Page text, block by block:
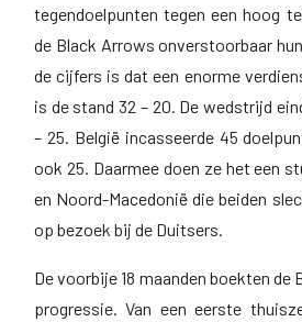
tegendoelpunten tegen een hoog
de Black Arrows onverstoorbaar
de cijfers is dat een enorme
is de stand 32 – 20. De wedstrijd
– 25. België incasseerde 45
ook 25. Daarmee doen ze het een
en Noord-Macedonië die beiden
op bezoek bij de Duitsers.
De voorbije 18 maanden boekten de
progressie. Van een eerste